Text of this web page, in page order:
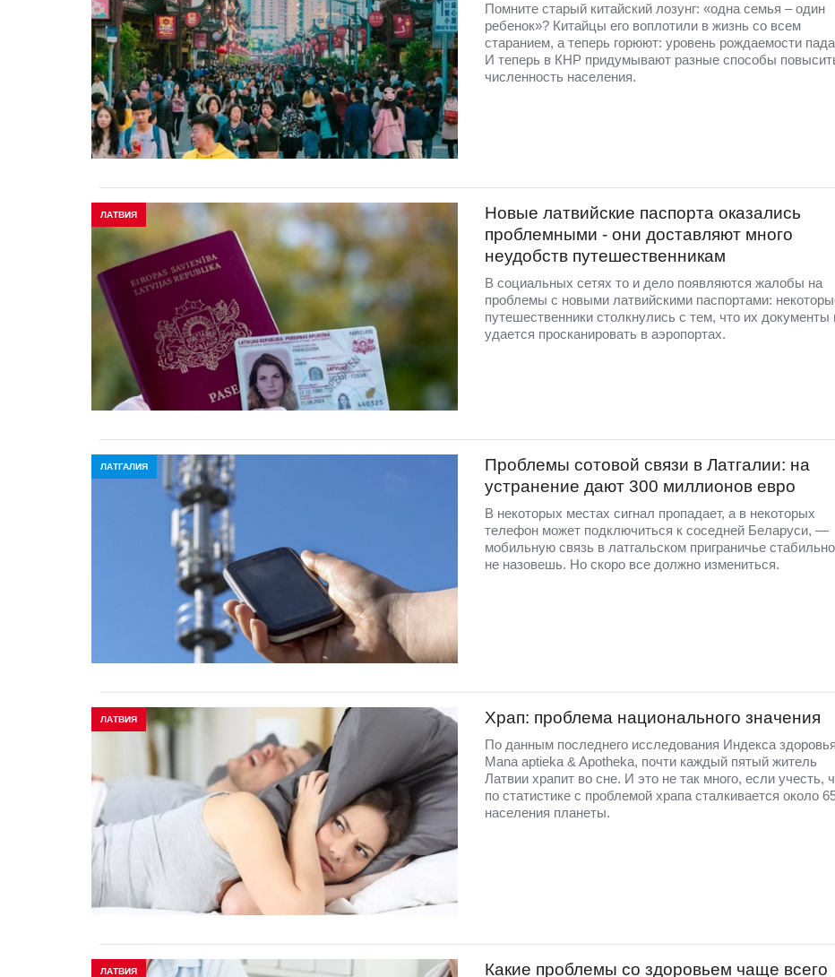
Помните старый китайский лозунг: «одна семья – один
ребенок»? Китайцы его воплотили в жизнь со всем
старанием, а теперь горюют: уровень рождаемости
И теперь в КНР придумывают разные способы
численность населения.
ЛАТВИЯ
Новые латвийские паспорта оказались
проблемными - они доставляют много
неудобств путешественникам
В социальных сетях то и дело появляются жалобы на
проблемы с новыми латвийскими паспортами:
путешественники столкнулись с тем, что их документы
удается просканировать в аэропортах.
ЛАТГАЛИЯ
Проблемы сотовой связи в Латгалии: на
устранение дают 300 миллионов евро
В некоторых местах сигнал пропадает, а в некоторых
телефон может подключиться к соседней Беларуси, —
мобильную связь в латгальском приграничье
не назовешь. Но скоро все должно измениться.
ЛАТВИЯ Храп: проблема национального значения
По данным последнего исследования Индекса здоровья
Mana aptieka & Apotheka, почти каждый пятый житель
Латвии храпит во сне. И это не так много, если учесть,
по статистике с проблемой храпа сталкивается около
населения планеты.
ЛАТВИЯ Какие проблемы со здоровьем чаще всего